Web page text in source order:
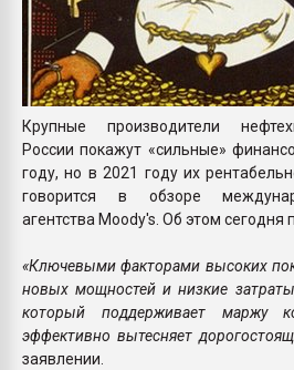
Крупные производители
России покажут «сильные»
году, но в 2021 году их
говорится в обзоре
агентства Moody's. Об этом сегодня
«Ключевыми факторами высоких
новых мощностей и низкие
который поддерживает маржу
эффективно вытесняет
заявлении.